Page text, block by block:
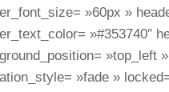
»60px »
»#353740″
»top_left
»fade »